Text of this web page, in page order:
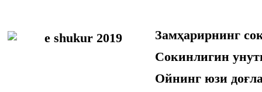
Замҳарирнинг
Сокинлигин
Ойнинг юзи